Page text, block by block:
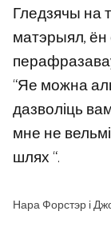
Гледзячы на
матэрыял, ён
“Яе можна
дазволіць
мне не
шлях “.
Нара Форстэр і